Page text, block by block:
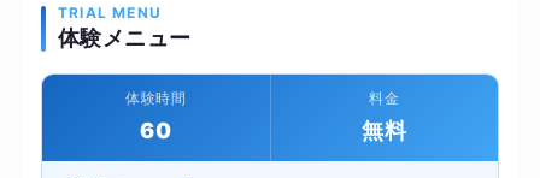
TRIAL MENU
体験メニュー
体験時間
60
料金
無料